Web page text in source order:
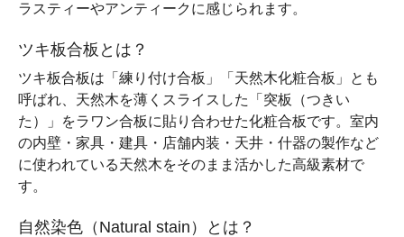
ラスティーやアンティークに感じられます。
ツキ板合板とは？
ツキ板合板は「練り付け合板」「天然木化粧合板」とも
呼ばれ、天然木を薄くスライスした「突板（つきい
た）」をラワン合板に貼り合わせた化粧合板です。室内
の内壁・家具・建具・店舗内装・天井・什器の製作など
に使われている天然木をそのまま活かした高級素材で
す。
自然染色（Natural stain）とは？